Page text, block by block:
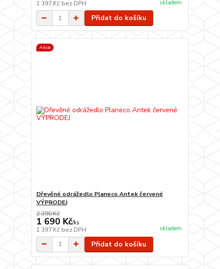
1 397 Kč bez DPH skladem
Přidat do košíku
Akce
Dřevěné odrážedlo Planeco Antek červené
VÝPRODEJ
2 390 Kč
1 690 Kč/ks
1 397 Kč bez DPH skladem
Přidat do košíku